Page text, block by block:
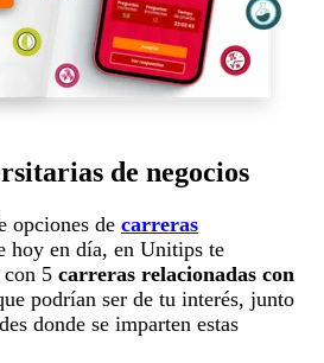
de negocios
opciones de carreras
hoy en día, en Unitips te
con 5 carreras relacionadas con
podrían ser de tu interés, junto
donde se imparten estas